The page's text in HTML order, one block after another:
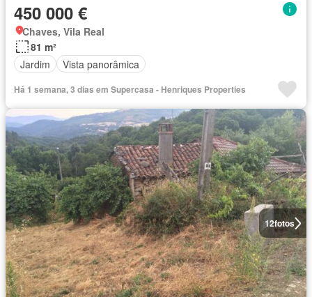
450 000 €
Chaves, Vila Real
81 m²
Jardim
Vista panorâmica
Há 1 semana, 3 dias em Supercasa - Henriques Properties
12fotos